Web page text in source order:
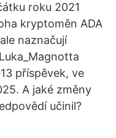
roku 2021
kryptoměn ADA
naznačují
příspěvek, ve
A jaké změny
učinil?